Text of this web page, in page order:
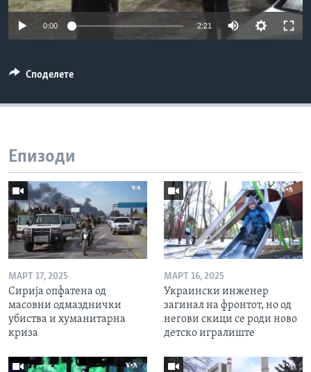
0:00 2:21
Споделете
Епизоди
МАРТ 17, 2025
Сирија опфатена од
масовни одмазднички
убиства и хуманитарна
криза
МАРТ 16, 2025
Украински инженер
загинал на фронтот, но од
негови скици се роди ново
детско игралиште